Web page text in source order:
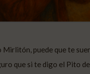
Mirlitón, puede que te
que si te digo el Pito